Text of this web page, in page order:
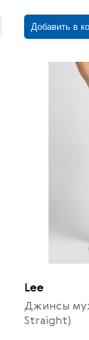
Добавить в
Lee
Джинсы
Straight)